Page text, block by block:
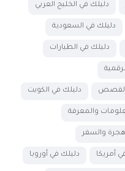
دليلك في الخليج العربي
دليلك في السعودية
دليلك في الطيارات
القصص دليلك في الكويت
والمعرفة
والسفر
أمريكا دليلك في أوروبا